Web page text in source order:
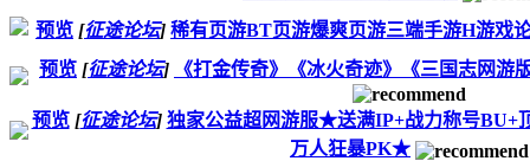
预览 [征途论坛] 稀有页游BT页游爆爽页游三端手游H游戏
预览 [征途论坛] 《打金传奇》《冰火奇迹》《三国志网游
预览 [征途论坛] 独家公益超网游服★送满IP+战力称号BU+
万人狂暴PK★